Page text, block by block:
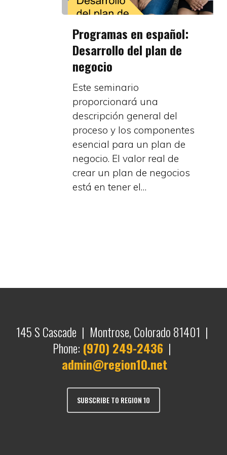
español:
Desarrollo
plan
negocio
Programas en español:
Desarrollo del plan de
negocio
Este seminario
proporcionará una
descripción general del
proceso y los componentes
esencial para un plan de
negocio. El valor real de
crear un plan de negocios
está en tener el…
145 S Cascade | Montrose, Colorado 81401 |
Phone: (970) 249-2436 |
admin@region10.net
SUBSCRIBE TO REGION 10